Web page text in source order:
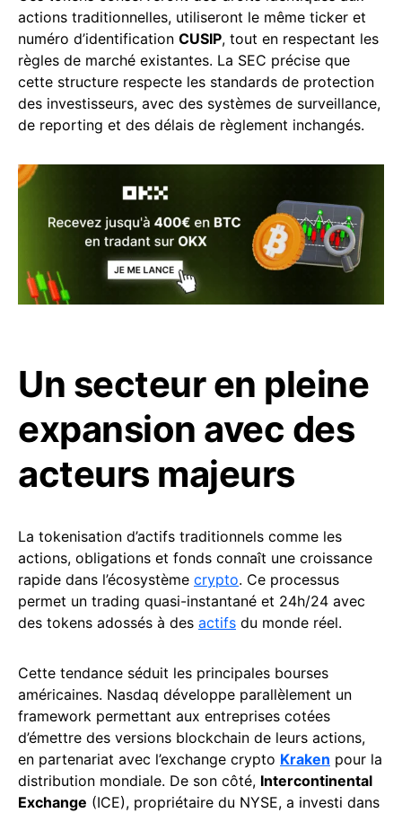
actions traditionnelles, utiliseront le même ticker et
numéro d’identification CUSIP, tout en respectant les
règles de marché existantes. La SEC précise que
cette structure respecte les standards de protection
des investisseurs, avec des systèmes de surveillance,
de reporting et des délais de règlement inchangés.
Un secteur en pleine
expansion avec des
acteurs majeurs
La tokenisation d’actifs traditionnels comme les
actions, obligations et fonds connaît une croissance
rapide dans l’écosystème crypto. Ce processus
permet un trading quasi-instantané et 24h/24 avec
des tokens adossés à des actifs du monde réel.
Cette tendance séduit les principales bourses
américaines. Nasdaq développe parallèlement un
framework permettant aux entreprises cotées
d’émettre des versions blockchain de leurs actions,
en partenariat avec l’exchange crypto Kraken pour la
distribution mondiale. De son côté, Intercontinental
Exchange (ICE), propriétaire du NYSE, a investi dans